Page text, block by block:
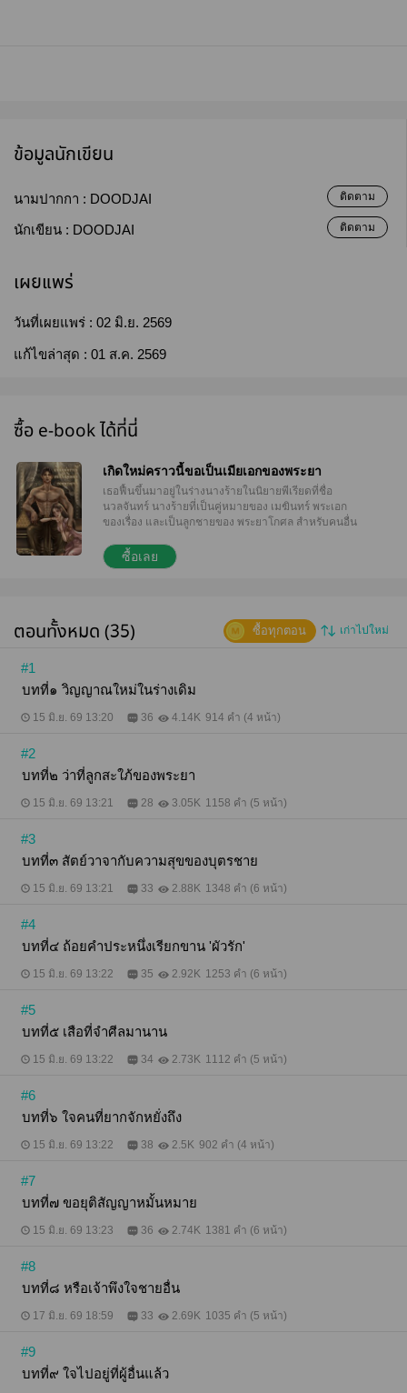
ข้อมูลนักเขียน
นามปากกา : DOODJAI ติดตาม
นักเขียน : DOODJAI ติดตาม
เผยแพร่
วันที่เผยแพร่ : 02 มิ.ย. 2569
แก้ไขล่าสุด : 01 ส.ค. 2569
ซื้อ e-book ได้ที่นี่
เกิดใหม่คราวนี้ขอเป็นเมียเอกของพระยา
เธอฟื้นขึ้นมาอยู่ในร่างนางร้ายในนิยายพีเรียดที่ชื่อ
นวลจันทร์ นางร้ายที่เป็นคู่หมายของ เมฆินทร์ พระเอก
ของเรื่อง และเป็นลูกชายของ พระยาโกศล สำหรับคนอื่น
สายตาของเธอที่เข้ามาอยู่ในร่างของนวลจันทร์ เขาคือ
'บุรุษที่น่าสนใจที่สุด' เพราะพระยาโกศลเป็นหนุ่มใหญ่ที่
ต้องเป็นเมียเอกของพระยาเท่านั้น!" ปฏิบัติการ 'พิชิตใจ
พระยาโกศล' จึงเริ่มต้นขึ้น ยิ่งเขาผลักไสเธอกลับยิ่งรุก ยิ่ง
www.mebmarket.com หรือ กดจากลิงก์ที่แปะไว้ค่ะ จะ
------------------------- ช่องทางติดต่อนักเขียน Facebook:
นามปากกา DOODJAI ขอบคุณค่ะ
ซื้อเลย
ตอนทั้งหมด (35) เก่าไปใหม่
ซื้อทุกตอน
#1
บทที่๑ วิญญาณใหม่ในร่างเดิม
15 มิ.ย. 69 13:20 36 4.14K 914 คำ (4 หน้า)
#2
บทที่๒ ว่าที่ลูกสะใภ้ของพระยา
15 มิ.ย. 69 13:21 28 3.05K 1158 คำ (5 หน้า)
#3
บทที่๓ สัตย์วาจากับความสุขของบุตรชาย
15 มิ.ย. 69 13:21 33 2.88K 1348 คำ (6 หน้า)
#4
บทที่๔ ถ้อยคำประหนึ่งเรียกขาน 'ผัวรัก'
15 มิ.ย. 69 13:22 35 2.92K 1253 คำ (6 หน้า)
#5
บทที่๕ เสือที่จำศีลมานาน
15 มิ.ย. 69 13:22 34 2.73K 1112 คำ (5 หน้า)
#6
บทที่๖ ใจคนที่ยากจักหยั่งถึง
15 มิ.ย. 69 13:22 38 2.5K 902 คำ (4 หน้า)
#7
บทที่๗ ขอยุติสัญญาหมั้นหมาย
15 มิ.ย. 69 13:23 36 2.74K 1381 คำ (6 หน้า)
#8
บทที่๘ หรือเจ้าพึงใจชายอื่น
17 มิ.ย. 69 18:59 33 2.69K 1035 คำ (5 หน้า)
#9
บทที่๙ ใจไปอยู่ที่ผู้อื่นแล้ว